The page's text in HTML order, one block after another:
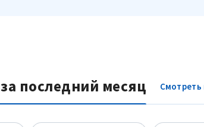
за последний месяц Смотреть